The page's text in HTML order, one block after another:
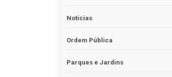
Notícias
Ordem Pública
Parques e Jardins